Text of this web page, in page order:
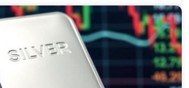
nhận biết bạc thật. Vậy làm sao để
và bạc giả? Dưới đây là những mẹo
qua.